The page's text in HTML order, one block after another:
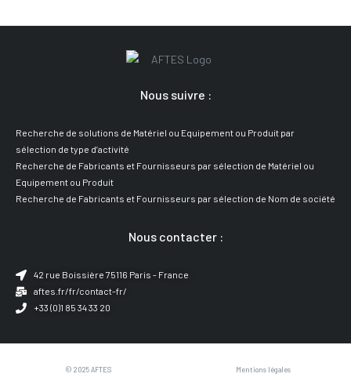
Nous suivre :
Recherche de solutions de Matériel ou Equipement ou Produit par
sélection de type d’activité
Recherche de Fabricants et Fournisseurs par sélection de Matériel ou
Equipement ou Produit
Recherche de Fabricants et Fournisseurs par sélection de Nom de société
Nous contacter :
42 rue Boissière 75116 Paris - France
aftes.fr/fr/contact-fr/
+33 (0)1 85 34 33 20
© 2025 AFTES Mentions légales